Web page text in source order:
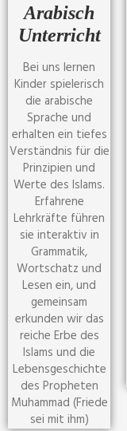
Arabisch
Unterricht
Bei uns lernen
Kinder spielerisch
die arabische
Sprache und
erhalten ein tiefes
Verständnis für die
Prinzipien und
Werte des Islams.
Erfahrene
Lehrkräfte führen
sie interaktiv in
Grammatik,
Wortschatz und
Lesen ein, und
gemeinsam
erkunden wir das
reiche Erbe des
Islams und die
Lebensgeschichte
des Propheten
Muhammad (Friede
sei mit ihm)